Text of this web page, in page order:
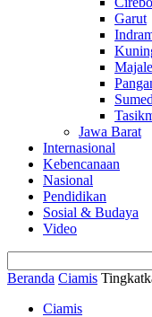
Garut
Jawa Barat
Internasional
Kebencanaan
Nasional
Pendidikan
Sosial & Budaya
Video
Beranda Ciamis
Ciamis